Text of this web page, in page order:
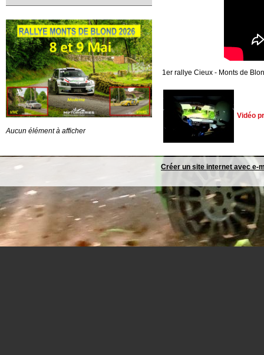
1er rallye Cieux - Monts de
Vidéo
Aucun élément à afficher
Créer un site internet avec e-